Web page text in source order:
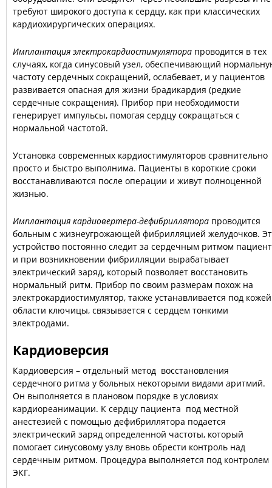
требуют широкого доступа к сердцу, как при классических
кардиохирургических операциях.
Имплантация электрокардиостимулятора проводится в тех
случаях, когда синусовый узел, обеспечивающий
частоту сердечных сокращений, ослабевает, и у пациентов
развивается опасная для жизни брадикардия (редкие
сердечные сокращения). Прибор при необходимости
генерирует импульсы, помогая сердцу сокращаться с
нормальной частотой.
Установка современных кардиостимуляторов сравнительно
просто и быстро выполнима. Пациенты в короткие сроки
восстанавливаются после операции и живут полноценной
жизнью.
Имплантация кардиовертера-дефибриллятора проводится
больным с жизнеугрожающей фибрилляцией желудочков.
устройство постоянно следит за сердечным ритмом
и при возникновении фибрилляции вырабатывает
электрический заряд, который позволяет восстановить
нормальный ритм. Прибор по своим размерам похож на
электрокардиостимулятор, также устанавливается под
области ключицы, связывается с сердцем тонкими
электродами.
Кардиоверсия
Кардиоверсия – отдельный метод восстановления
сердечного ритма у больных некоторыми видами аритмий.
Он выполняется в плановом порядке в условиях
кардиореанимации. К сердцу пациента под местной
анестезией с помощью дефибриллятора подается
электрический заряд определенной частоты, который
помогает синусовому узлу вновь обрести контроль над
сердечным ритмом. Процедура выполняется под контролем
ЭКГ.